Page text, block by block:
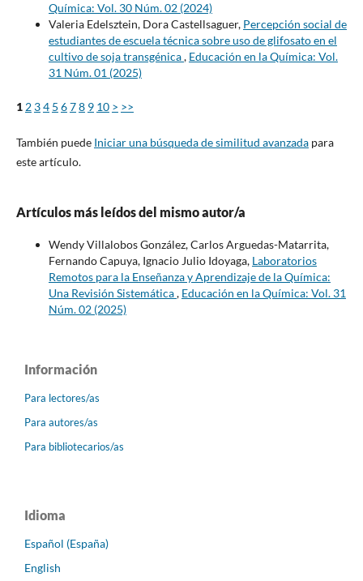
Química: Vol. 30 Núm. 02 (2024)
Valeria Edelsztein, Dora Castellsaguer, Percepción social de
estudiantes de escuela técnica sobre uso de glifosato en el
cultivo de soja transgénica, Educación en la Química: Vol.
31 Núm. 01 (2025)
1 2 34 5 678 9 10 > >>
También puede Iniciar una búsqueda de similitud avanzadapara
este artículo.
Artículos más leídos del mismo autor/a
Wendy Villalobos González, Carlos Arguedas-Matarrita,
Fernando Capuya, Ignacio Julio Idoyaga, Laboratorios
Remotos para la Enseñanza y Aprendizaje de la Química:
Una Revisión Sistemática, Educación en la Química: Vol. 31
Núm. 02 (2025)
Información
Para lectores/as
Para autores/as
Para bibliotecarios/as
Idioma
Español (España)
English